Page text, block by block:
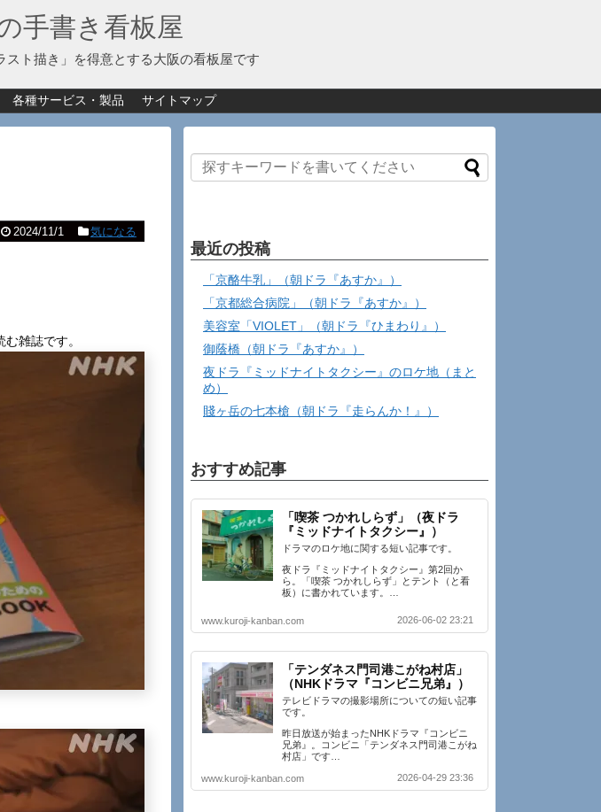
手書き看板屋
スト描き」を得意とする大阪の看板屋です
各種サービス・製品 サイトマップ
2024/11/1 気になる
雑誌です。
最近の投稿
「京酪牛乳」（朝ドラ『あすか』）
「京都総合病院」（朝ドラ『あすか』）
美容室「VIOLET」（朝ドラ『ひまわり』）
御蔭橋（朝ドラ『あすか』）
夜ドラ『ミッドナイトタクシー』のロケ地（まと
め）
賤ヶ岳の七本槍（朝ドラ『走らんか！』）
おすすめ記事
「喫茶 つかれしらず」（夜ドラ
『ミッドナイトタクシー』）
ドラマのロケ地に関する短い記事です。
夜ドラ『ミッドナイトタクシー』第2回か
ら。「喫茶 つかれしらず」とテント（と看
板）に書かれています。…
www.kuroji-kanban.com 2026-06-02 23:21
「テンダネス門司港こがね村店」
（NHKドラマ『コンビニ兄弟』）
テレビドラマの撮影場所についての短い記事
です。
昨日放送が始まったNHKドラマ『コンビニ
兄弟』。コンビニ「テンダネス門司港こがね
村店」です…
www.kuroji-kanban.com 2026-04-29 23:36